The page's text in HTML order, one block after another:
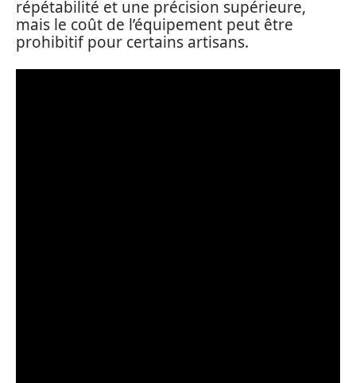
répétabilité et une précision supérieure,
mais le coût de l’équipement peut être
prohibitif pour certains artisans.